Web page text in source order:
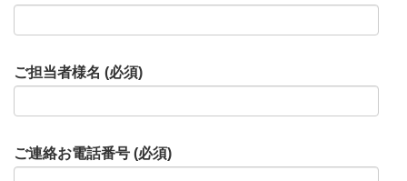
ご担当者様名 (必須)
ご連絡お電話番号 (必須)